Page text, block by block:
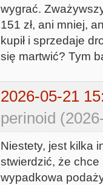
wygrać.
151 zł, ani mniej,
kupił i sprzedaje
się martwić? Tym
2026-05-21
perinoid
Niestety, jest kilka
stwierdzić, że
wypadkowa